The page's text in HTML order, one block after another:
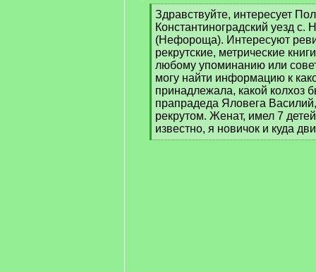
[
q
]
Здравствуйте, интересует
Константиноградский уезд с.
(Нефороща). Интересуют
рекрутские, метрические
любому упоминанию или
могу найти информацию к
принадлежала, какой колхоз
прапрадеда Яловега
рекрутом. Женат, имел 7
известно, я новичок и куда
[